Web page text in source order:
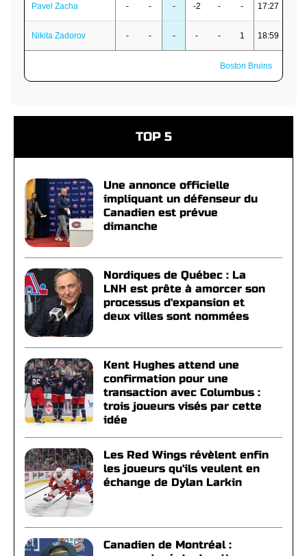
Pavel Zacha - - - -2 - - 17:27
Nikita Zadorov - - - - - 1 18:59
Boston Bruins
TOP 5
Une annonce officielle
impliquant un défenseur du
Canadien est prévue
dimanche
Nordiques de Québec : La
LNH est prête à amorcer son
processus d'expansion et
deux villes sont nommées
Kent Hughes attend une
confirmation pour une
transaction avec Columbus :
trois joueurs visés par cette
idée
Les Red Wings révèlent enfin
les joueurs qu'ils veulent en
échange de Dylan Larkin
Canadien de Montréal :